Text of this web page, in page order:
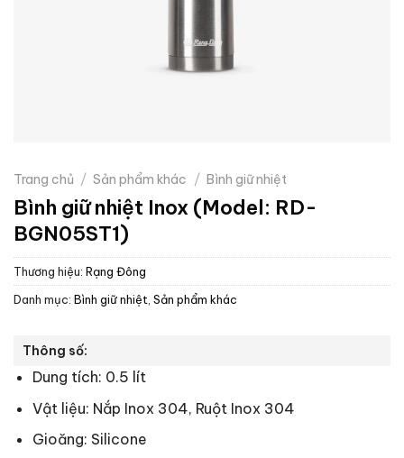
Trang chủ / Sản phẩm khác / Bình giữ nhiệt
Bình giữ nhiệt Inox (Model: RD-
BGN05ST1)
Thương hiệu: Rạng Đông
Danh mục: Bình giữ nhiệt Sản phẩm khác
Thông số:
Dung tích: 0.5 lít
Vật liệu: Nắp Inox 304, Ruột Inox 304
Gioăng: Silicone